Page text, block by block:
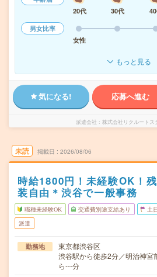
20代
30代
男女比率
女性
もっと見る
気になる! 応募へ進む
派遣会社 株式会社リクルートス
未読 掲載日 2026/08/06
時給1800円！未経験OK！
装自由＊渋谷で一般事務
職種未経験OK 交通費別途支給あり 土
派遣
勤務地
東京都渋谷区
渋谷駅から徒歩2分／明治神
ら---分